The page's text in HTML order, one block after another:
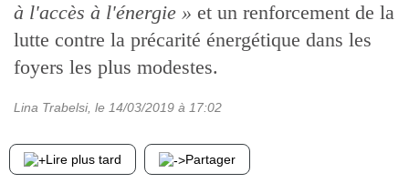
à l'accès à l'énergie » et un renforcement de la
lutte contre la précarité énergétique dans les
foyers les plus modestes.
Lina Trabelsi, le 14/03/2019 à 17:02
Lire plus tard Partager